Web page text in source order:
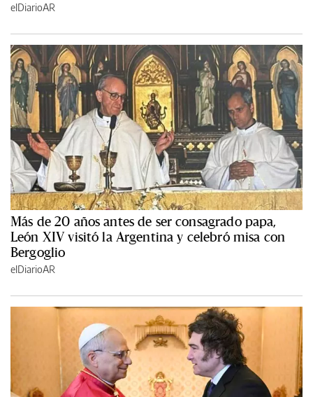
elDiarioAR
Más de 20 años antes de ser consagrado papa,
León XIV visitó la Argentina y celebró misa con
Bergoglio
elDiarioAR